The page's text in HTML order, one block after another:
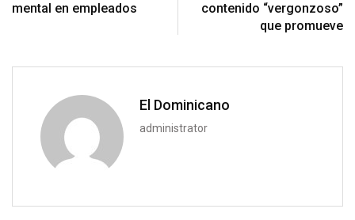
mental en empleados
contenido “vergonzoso”
que promueve
El Dominicano
administrator